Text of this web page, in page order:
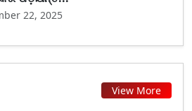
22, 2025
View More